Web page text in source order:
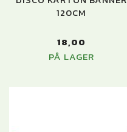
120CM
18,00
PÅ LAGER